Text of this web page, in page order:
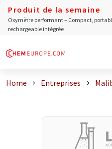
Produit de la semaine
Oxymètre performant – Compact,
rechargeable intégrée
Home Entreprises